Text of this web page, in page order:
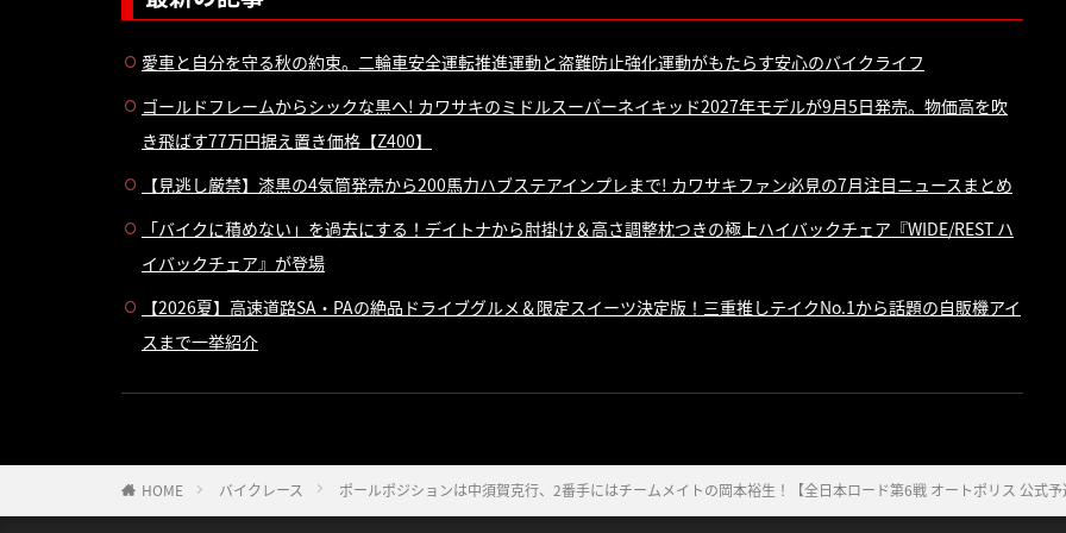
愛車と自分を守る秋の約束。二輪車安全運転推進運動と盗難防止強化運動がもたらす安心のバイクライフ
ゴールドフレームからシックな黒へ! カワサキのミドルスーパーネイキッド2027年モデルが9月5日発売。物価高を吹
き飛ばす77万円据え置き価格【Z400】
【見逃し厳禁】漆黒の4気筒発売から200馬力ハブステアインプレまで! カワサキファン必見の7月注目ニュースまとめ
「バイクに積めない」を過去にする！デイトナから肘掛け＆高さ調整枕つきの極上ハイバックチェア『WIDE/REST ハ
イバックチェア』が登場
【2026夏】高速道路SA・PAの絶品ドライブグルメ＆限定スイーツ決定版！三重推しテイクNo.1から話題の自販機アイ
スまで一挙紹介
HOME バイクレース ポールポジションは中須賀克行、2番手にはチームメイトの岡本裕生！【全日本ロード第6戦 オートポリス 公式